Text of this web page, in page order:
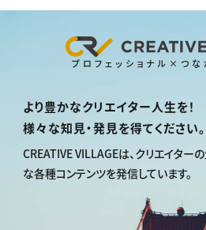
プロフェッショナル×つ
より豊かなクリエイター人生を！
様々な知見・発見を得てください。
CREATIVE VILLAGEは、クリエイター
な各種コンテンツを発信しています。